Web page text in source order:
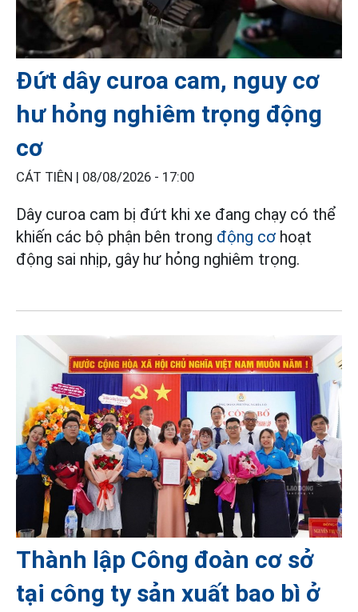
Đứt dây curoa cam, nguy cơ
hư hỏng nghiêm trọng động
cơ
CÁT TIÊN | 08/08/2026 - 17:00
Dây curoa cam bị đứt khi xe đang chạy có thể
khiến các bộ phận bên trong động cơ hoạt
động sai nhịp, gây hư hỏng nghiêm trọng.
Thành lập Công đoàn cơ sở
tại công ty sản xuất bao bì ở